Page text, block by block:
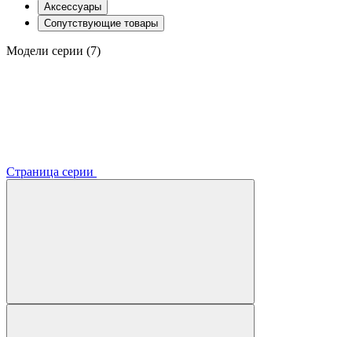
Аксессуары
Сопутствующие товары
Модели серии (7)
Страница серии